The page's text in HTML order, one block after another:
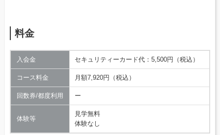
料金
入会金 セキュリティーカード代：5,500円（税込）
コース料金 月額7,920円（税込）
回数券/都度利用 ー
体験等
見学無料
体験なし